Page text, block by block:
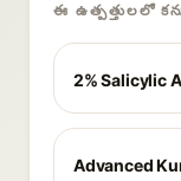
ఈ ఉత్పత్తులలో
2% Salicylic
Advanced